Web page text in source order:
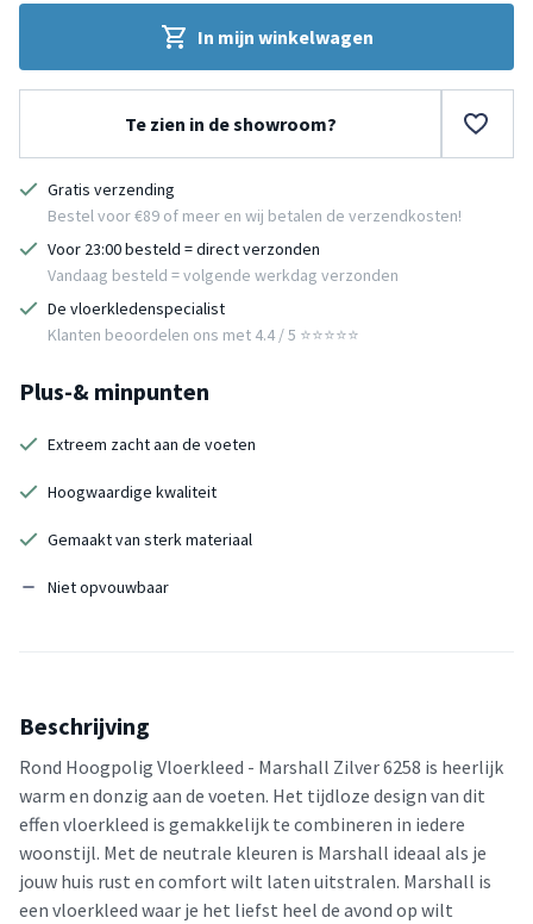
In mijn winkelwagen
Te zien in de showroom?
Gratis verzending
Bestel voor €89 of meer en wij betalen de verzendkosten!
Voor 23:00 besteld = direct verzonden
Vandaag besteld = volgende werkdag verzonden
De vloerkledenspecialist
Klanten beoordelen ons met 4.4 / 5 ⭐⭐⭐⭐⭐
Plus-& minpunten
Extreem zacht aan de voeten
Hoogwaardige kwaliteit
Gemaakt van sterk materiaal
Niet opvouwbaar
Beschrijving
Rond Hoogpolig Vloerkleed - Marshall Zilver 6258 is heerlijk
warm en donzig aan de voeten. Het tijdloze design van dit
effen vloerkleed is gemakkelijk te combineren in iedere
woonstijl. Met de neutrale kleuren is Marshall ideaal als je
jouw huis rust en comfort wilt laten uitstralen. Marshall is
een vloerkleed waar je het liefst heel de avond op wilt